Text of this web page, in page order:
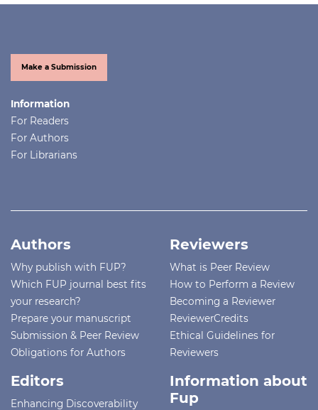
Make a Submission
Information
For Readers
For Authors
For Librarians
Authors
Why publish with FUP?
Which FUP journal best fits
your research?
Prepare your manuscript
Submission & Peer Review
Obligations for Authors
Reviewers
What is Peer Review
How to Perform a Review
Becoming a Reviewer
ReviewerCredits
Ethical Guidelines for
Reviewers
Editors
Enhancing Discoverability
Information about
Fup